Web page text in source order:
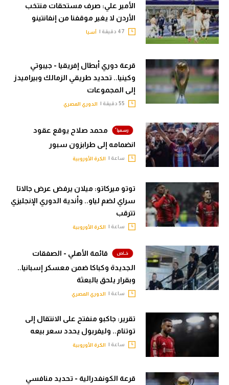
الأمير علي: صرف مستحقات منتخب
الأردن لا يغير موقفنا من إنفانتينو
آسيا
قرعة دوري أبطال إفريقيا - جيبوتي
وكينيا.. تحديد طريقي الزمالك وبيراميدز
إلى المجموعات
الدوري المصري
محمد صلاح يوقع عقود
انضمامه إلى طرابزون سبور
ساعة | الكرة الأوروبية
توتو ميركاتو: ميلان يرفض عرض جالاتا
سراي لضم لياو.. وأندية الدوري الإنجليزي
تترقب
ساعة | الكرة الأوروبية
قائمة الأهلي - الصفقات
الجديدة وكباكا ضمن معسكر إسبانيا..
وبقرار يلحق بالبعثة
ساعة | الدوري المصري
تقرير: جاكبو منفتح على الانتقال إلى
توتنام.. وليفربول يحدد سعر بيعه
ساعة | الكرة الأوروبية
قرعة الكونفدرالية - تحديد منافسي